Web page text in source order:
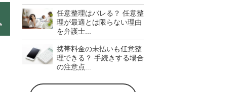
任意整理はバレる？ 任意整
理が最適とは限らない理由
を弁護士...
携帯料金の未払いも任意整
理できる？ 手続きする場合
の注意点...